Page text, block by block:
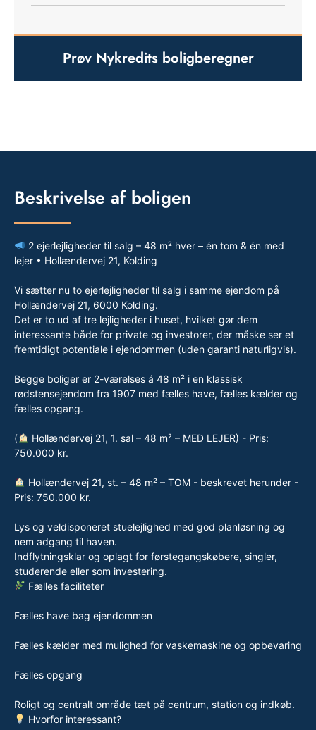
Prøv Nykredits boligberegner
Beskrivelse af boligen
2 ejerlejligheder til salg – 48 m² hver – én tom & én med
lejer • Hollændervej 21, Kolding
Vi sætter nu to ejerlejligheder til salg i samme ejendom på
Hollændervej 21, 6000 Kolding.
Det er to ud af tre lejligheder i huset, hvilket gør dem
interessante både for private og investorer, der måske ser et
fremtidigt potentiale i ejendommen (uden garanti naturligvis).
Begge boliger er 2-værelses á 48 m² i en klassisk
rødstensejendom fra 1907 med fælles have, fælles kælder og
fælles opgang.
(
Hollændervej 21, 1. sal – 48 m² – MED LEJER) - Pris:
750.000 kr.
Hollændervej 21, st. – 48 m² – TOM - beskrevet herunder -
Pris: 750.000 kr.
Lys og veldisponeret stuelejlighed med god planløsning og
nem adgang til haven.
Indflytningsklar og oplagt for førstegangskøbere, singler,
studerende eller som investering.
Fælles faciliteter
Fælles have bag ejendommen
Fælles kælder med mulighed for vaskemaskine og opbevaring
Fælles opgang
Roligt og centralt område tæt på centrum, station og indkøb.
Hvorfor interessant?